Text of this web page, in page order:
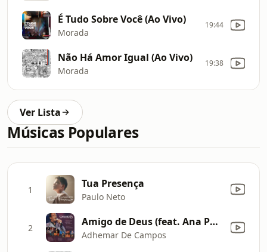
É Tudo Sobre Você (Ao Vivo)
Morada
19:44
Não Há Amor Igual (Ao Vivo)
Morada
19:38
Ver Lista
Músicas Populares
1 Tua Presença
Paulo Neto
2 Amigo de Deus (feat. Ana Paula Valadão) [Acústico ao Vivo]
Adhemar De Campos